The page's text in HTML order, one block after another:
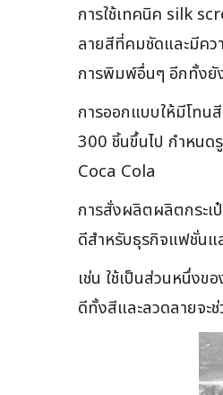
การใช้เทคนิค silk
ลายสีที่คมชัดและมีคว
การพิมพ์อื่นๆ อีกทั้งยั
การออกแบบให้มีโท
300 ชิ้นขึ้นไป กำหนด
Coca Cola
การสั่งผลิตผลิตกระเ
ดีสำหรับธุรกิจแฟชั่นแ
เช่น ใช้เป็นส่วนหนึ่ง
ดีทั้งสีและลวดลายจะ